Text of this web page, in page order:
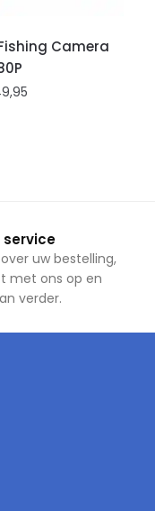
Camera
service
uw bestelling,
met ons op en
verder.